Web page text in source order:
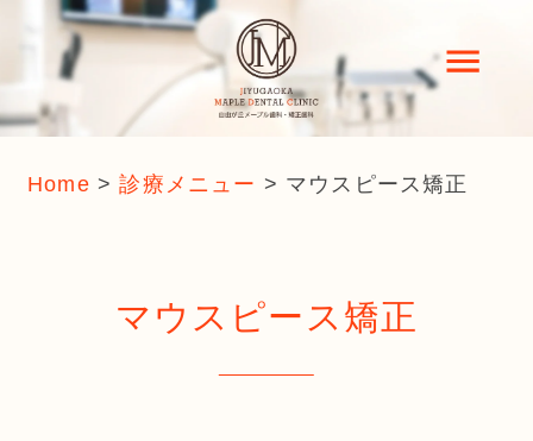
Home >診療メニュー > マウスピース矯正
マウスピース矯正